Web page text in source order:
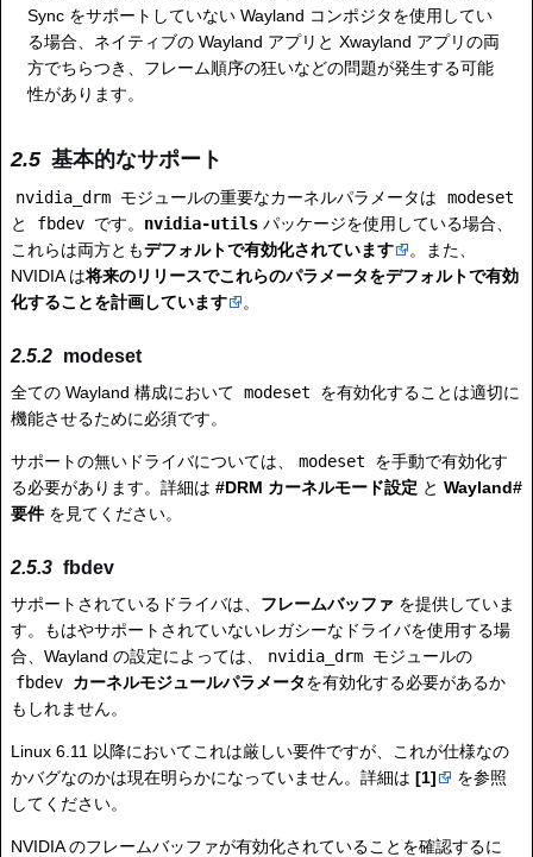
Sync をサポートしていない Wayland コンポジタを使用してい
る場合、ネイティブの Wayland アプリと Xwayland アプリの両
方でちらつき、フレーム順序の狂いなどの問題が発生する可能
性があります。
基本的なサポート
nvidia_drm モジュールの重要なカーネルパラメータは
modeset
と
fbdev です。 nvidia-utils パッケージを使用している場合、
これらは両方ともデフォルトで有効化されています
。また、
NVIDIA は将来のリリースでこれらのパラメータをデフォルトで有効
化することを計画しています
。
modeset
全ての Wayland 構成において modeset
を有効化することは適切に
機能させるために必須です。
サポートの無いドライバについては、 modeset
を手動で有効化す
る必要があります。詳細は #DRM カーネルモード設定 と Wayland#
要件を見てください。
fbdev
サポートされているドライバは、 フレームバッファ を提供していま
す。もはやサポートされていないレガシーなドライバを使用する場
合、Wayland の設定によっては、
nvidia_drm モジュールの
fbdev カーネルモジュールパラメータを有効化する必要があるか
もしれません。
Linux 6.11 以降においてこれは厳しい要件ですが、これが仕様なの
かバグなのかは現在明らかになっていません。詳細は [1]
を参照
してください。
NVIDIA のフレームバッファが有効化されていることを確認するに